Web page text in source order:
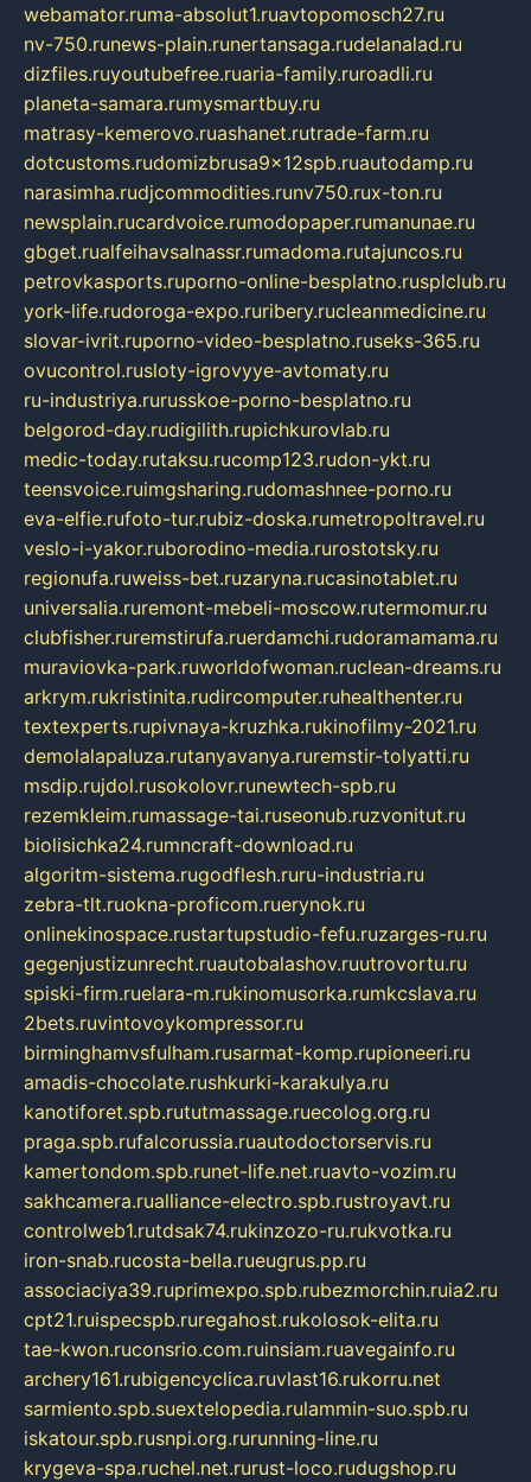
webamator.ruma-absolut1.ruavtopomosch27.ru
nv-750.runews-plain.runertansaga.rudelanalad.ru
dizfiles.ruyoutubefree.ruaria-family.ruroadli.ru
planeta-samara.rumysmartbuy.ru
matrasy-kemerovo.ruashanet.rutrade-farm.ru
dotcustoms.rudomizbrusa9x12spb.ruautodamp.ru
narasimha.rudjcommodities.runv750.rux-ton.ru
newsplain.rucardvoice.rumodopaper.rumanunae.ru
gbget.rualfeihavsalnassr.rumadoma.rutajuncos.ru
petrovkasports.ruporno-online-besplatno.rusplclub.ru
york-life.rudoroga-expo.ruribery.rucleanmedicine.ru
slovar-ivrit.ruporno-video-besplatno.ruseks-365.ru
ovucontrol.rusloty-igrovyye-avtomaty.ru
ru-industriya.rurusskoe-porno-besplatno.ru
belgorod-day.rudigilith.rupichkurovlab.ru
medic-today.rutaksu.rucomp123.rudon-ykt.ru
teensvoice.ruimgsharing.rudomashnee-porno.ru
eva-elfie.rufoto-tur.rubiz-doska.rumetropoltravel.ru
veslo-i-yakor.ruborodino-media.rurostotsky.ru
regionufa.ruweiss-bet.ruzaryna.rucasinotablet.ru
universalia.ruremont-mebeli-moscow.rutermomur.ru
clubfisher.ruremstirufa.ruerdamchi.rudoramamama.ru
muraviovka-park.ruworldofwoman.ruclean-dreams.ru
arkrym.rukristinita.rudircomputer.ruhealthenter.ru
textexperts.rupivnaya-kruzhka.rukinofilmy-2021.ru
demolalapaluza.rutanyavanya.ruremstir-tolyatti.ru
msdip.rujdol.rusokolovr.runewtech-spb.ru
rezemkleim.rumassage-tai.ruseonub.ruzvonitut.ru
biolisichka24.rumncraft-download.ru
algoritm-sistema.rugodflesh.ruru-industria.ru
zebra-tlt.ruokna-proficom.ruerynok.ru
onlinekinospace.rustartupstudio-fefu.ruzarges-ru.ru
gegenjustizunrecht.ruautobalashov.ruutrovortu.ru
spiski-firm.ruelara-m.rukinomusorka.rumkcslava.ru
2bets.ruvintovoykompressor.ru
birminghamvsfulham.rusarmat-komp.rupioneeri.ru
amadis-chocolate.rushkurki-karakulya.ru
kanotiforet.spb.rututmassage.ruecolog.org.ru
praga.spb.rufalcorussia.ruautodoctorservis.ru
kamertondom.spb.runet-life.net.ruavto-vozim.ru
sakhcamera.rualliance-electro.spb.rustroyavt.ru
controlweb1.rutdsak74.rukinzozo-ru.rukvotka.ru
iron-snab.rucosta-bella.rueugrus.pp.ru
associaciya39.ruprimexpo.spb.rubezmorchin.ruia2.ru
cpt21.ruispecspb.ruregahost.rukolosok-elita.ru
tae-kwon.ruconsrio.com.ruinsiam.ruavegainfo.ru
archery161.rubigencyclica.ruvlast16.rukorru.net
sarmiento.spb.suextelopedia.rulammin-suo.spb.ru
iskatour.spb.rusnpi.org.rurunning-line.ru
krygeva-spa.ruchel.net.rurust-loco.rudugshop.ru